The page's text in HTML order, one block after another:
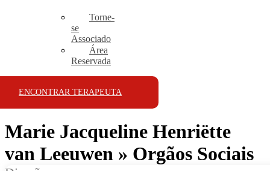
Torne-
se
Associado
Área
Reservada
ENCONTRAR TERAPEUTA
Marie Jacqueline Henriëtte
van Leeuwen » Orgãos Sociais